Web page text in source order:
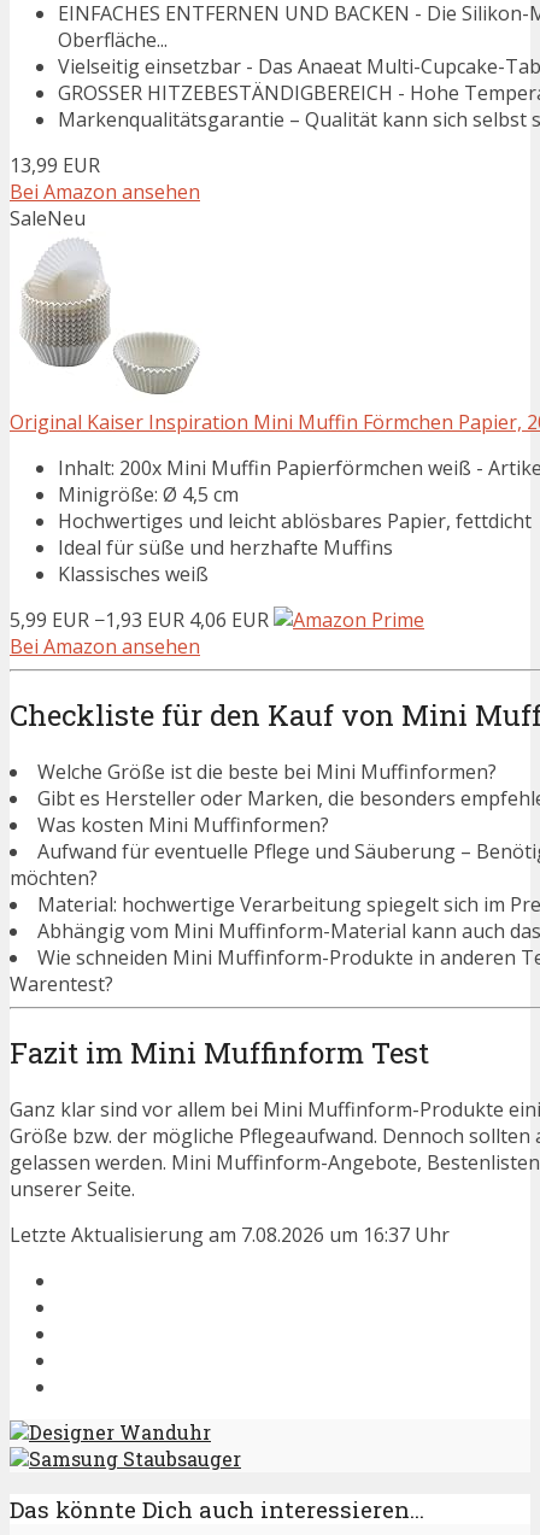
EINFACHES ENTFERNEN UND BACKEN - Die
Oberfläche...
Vielseitig einsetzbar - Das Anaeat Multi-Cupcake-
GROSSER HITZEBESTÄNDIGBEREICH - Hohe
Markenqualitätsgarantie – Qualität kann sich selbst
13,99 EUR
Bei Amazon ansehen
SaleNeu
Original Kaiser Inspiration Mini Muffin Förmchen Papier,
Inhalt: 200x Mini Muffin Papierförmchen weiß -
Minigröße: Ø 4,5 cm
Hochwertiges und leicht ablösbares Papier, fettdicht
Ideal für süße und herzhafte Muffins
Klassisches weiß
5,99 EUR −1,93 EUR 4,06 EUR
Bei Amazon ansehen
Checkliste für den Kauf von Mini
Welche Größe ist die beste bei Mini Muffinformen?
Gibt es Hersteller oder Marken, die besonders
Was kosten Mini Muffinformen?
Aufwand für eventuelle Pflege und Säuberung –
möchten?
Material: hochwertige Verarbeitung spiegelt sich im
Abhängig vom Mini Muffinform-Material kann auch
Wie schneiden Mini Muffinform-Produkte in anderen
Warentest?
Fazit im Mini Muffinform Test
Ganz klar sind vor allem bei Mini Muffinform-Produkte
Größe bzw. der mögliche Pflegeaufwand. Dennoch
gelassen werden. Mini Muffinform-Angebote,
unserer Seite.
Letzte Aktualisierung am 7.08.2026 um 16:37 Uhr
Designer Wanduhr
Samsung Staubsauger
Das könnte Dich auch interessieren...